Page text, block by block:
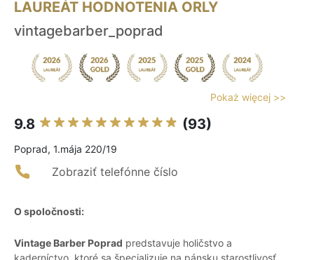
LAUREÁT HODNOTENIA ORLY
vintagebarber_poprad
Pokaż więcej >>
9.8 (93)
Poprad, 1.mája 220/19
Zobraziť telefónne číslo
O spoločnosti:
Vintage Barber Poprad predstavuje holičstvo a
kaderníctvo, ktoré sa špecializuje na pánsku starostlivosť